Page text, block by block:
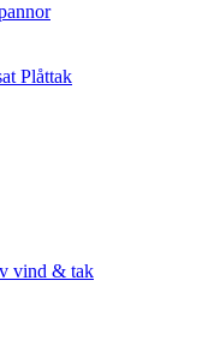
Plåttak
vind & tak